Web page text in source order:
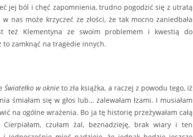
jej ból i chęć zapomnienia, trudno pogodzić się z utratą
nas może krzyczeć ze złości, że tak mocno zaniedbała
też Klementyna ze swoim problemem i kwestią do
to zamknąć na tragedie innych.
Światełko w oknie to zła książka, a raczej z powodu tego, iż
śmiałam się w głos lub… zalewałam łzami. I musiałam
na ogólne wrażenia. Bo ja tę historię przeżywałam całą
czułam żal, beznadzieję, brak wiary i ten